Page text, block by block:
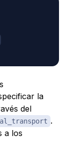
la
del
.
a los